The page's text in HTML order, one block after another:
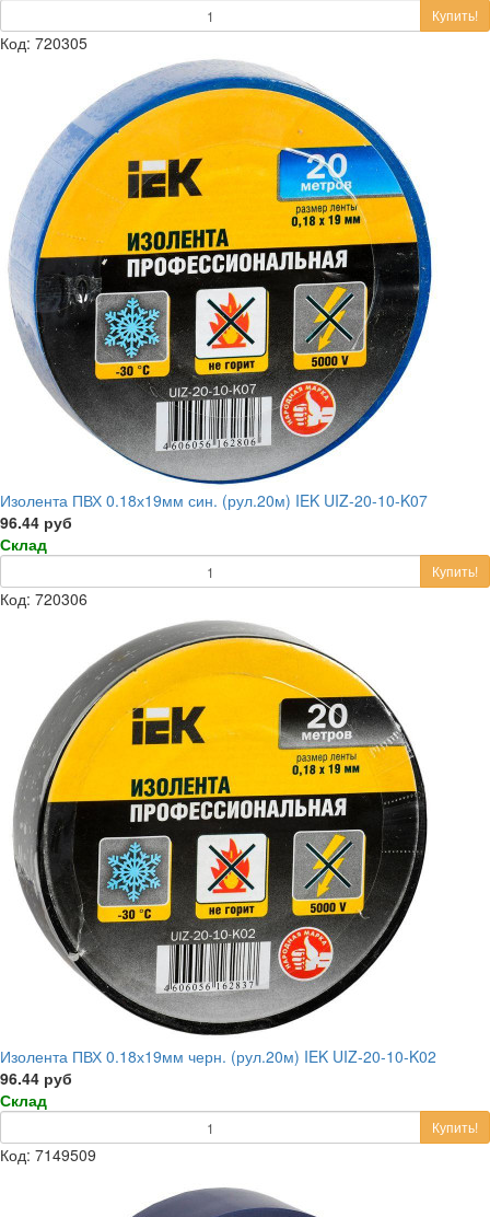
Купить!
Код: 720305
Изолента ПВХ 0.18х19мм син. (рул.20м) IEK UIZ-20-10-K07
96.44 руб
Склад
Купить!
Код: 720306
Изолента ПВХ 0.18х19мм черн. (рул.20м) IEK UIZ-20-10-K02
96.44 руб
Склад
Купить!
Код: 7149509